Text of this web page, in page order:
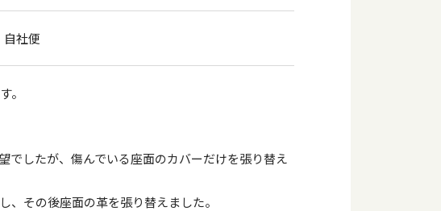
自社便
。
でしたが、傷んでいる座面のカバーだけを張り替え
その後座面の革を張り替えました。